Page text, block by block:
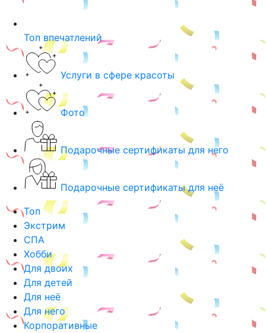
Топ впечатлений
Услуги в сфере красоты
Фото
Подарочные сертификаты для него
Подарочные сертификаты для неё
Топ
Экстрим
СПА
Хобби
Для двоих
Для детей
Для неё
Для него
Корпоративные